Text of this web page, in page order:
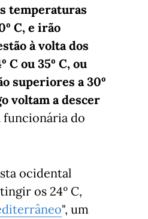
temperaturas
C, e irão
à volta dos
C ou 35º C, ou
superiores a 30º
voltam a descer
funcionária do
ocidental
os 24º C,
", um